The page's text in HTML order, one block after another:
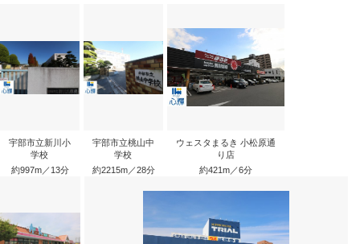
宇部市立新川小
学校
約997m／13分
宇部市立桃山中
学校
約2215m／28分
ウェスタまるき 小松原通
り店
約421m／6分